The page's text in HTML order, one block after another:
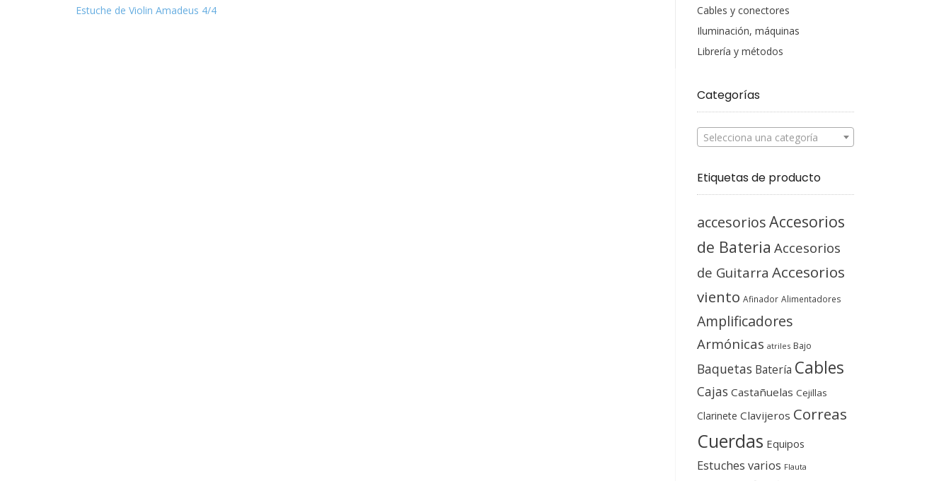
Estuche de Violin Amadeus 4/4
Cables y conectores
Iluminación, máquinas
Librería y métodos
Categorías
Selecciona una categoría
Etiquetas de producto
accesoriosAccesorios
de Bateria Accesorios
de Guitarra Accesorios
viento Afinador Alimentadores
Amplificadores
Armónicas atriles Bajo
Baquetas Batería Cables
Cajas Castañuelas Cejillas
Clarinete Clavijeros Correas
Cuerdas Equipos
Estuches varios Flauta